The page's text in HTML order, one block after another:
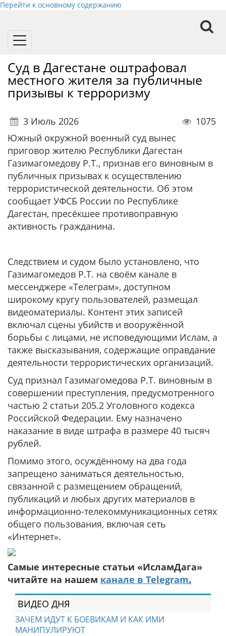
Перейти к основному содержанию
Toggle
Суд в Дагестане оштрафовал
местного жителя за публичные
призывы к терроризму
3 Июль 2026
1075
Южный окружной военный суд вынес
приговор жителю Республики Дагестан
Газимагомедову Р.Т., признав его виновным в
публичных призывах к осуществлению
террористической деятельности. Об этом
сообщает УФСБ России по Республике
Дагестан, пресёкшее противоправную
активность гражданина.
Следствием и судом было установлено, что
Газимагомедов Р.Т. на своём канале в
мессенджере «Телеграм», доступном
широкому кругу пользователей, размещал
видеоматериалы. Контент этих записей
включал сцены убийств и вооружённой
борьбы с лицами, не исповедующими Ислам, а
также высказывания, содержащие оправдание
деятельности террористических организаций.
Суд признал Газимагомедова Р.Т. виновным в
совершении преступления, предусмотренного
частью 2 статьи 205.2 Уголовного кодекса
Российской Федерации. Ему назначено
наказание в виде штрафа в размере 40 тысяч
рублей.
Помимо этого, осуждённому на два года
запрещено заниматься деятельностью,
связанной с размещением обращений,
публикаций и любых других материалов в
информационно-телекоммуникационных сетях
общего пользования, включая сеть
«Интернет».
Самые интересные статьи «ИсламДага»
читайте на нашем канале в Telegram.
ВИДЕО ДНЯ
ЗАЧЕМ ИДУТ К БОЕВИКАМ И КАК ИМИ
МАНИПУЛИРУЮТ